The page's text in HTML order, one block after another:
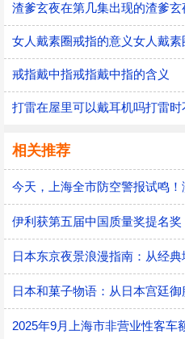
渣爹玄夜在第几集出现的渣爹玄
戒指戴中指戒指戴中指的含义
打雷在屋里可以戴耳机吗打雷时
相关推荐
伊利获第五届中国质量奖提名奖
日本东京夜景浪漫指南：从经
日本和菓子物语：从日本宫廷
2025年9月上海市非营业性客车